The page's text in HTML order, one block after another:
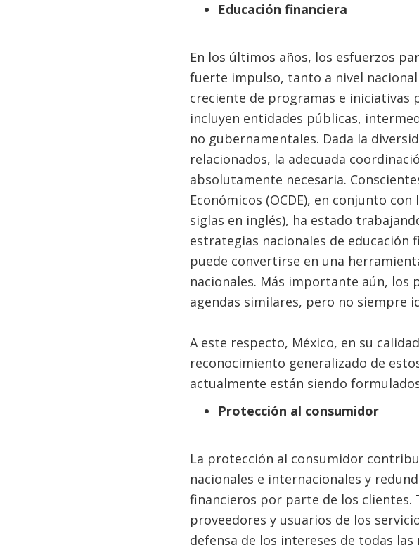
Educación financiera
En los últimos años, los esfuerzos
fuerte impulso, tanto a nivel
creciente de programas e
incluyen entidades públicas,
no gubernamentales. Dada la
relacionados, la adecuada
absolutamente necesaria.
Económicos (OCDE), en conjunto
siglas en inglés), ha estado
estrategias nacionales de
puede convertirse en una
nacionales. Más importante aún, los
agendas similares, pero no siempre
A este respecto, México, en su
reconocimiento generalizado de
actualmente están siendo formulados
Protección al consumidor
La protección al consumidor
nacionales e internacionales y
financieros por parte de los clientes.
proveedores y usuarios de los
defensa de los intereses de todas